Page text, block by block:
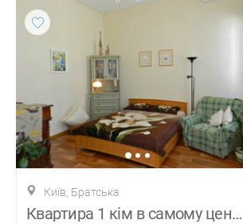
Київ, Братська
Квартира 1 кім в самому центрі Подолу